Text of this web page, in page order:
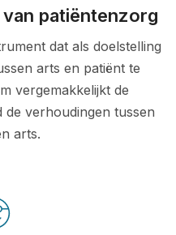
patiëntenzorg
dat als doelstelling
arts en patiënt te
vergemakkelijkt de
verhoudingen tussen
arts.